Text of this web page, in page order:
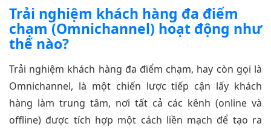
Trải nghiệm khách hàng đa điểm
chạm (Omnichannel) hoạt động như
thế nào?
Trải nghiệm khách hàng đa điểm chạm, hay còn gọi là
Omnichannel, là một chiến lược tiếp cận lấy khách
hàng làm trung tâm, nơi tất cả các kênh (online và
offline) được tích hợp một cách liền mạch để tạo ra